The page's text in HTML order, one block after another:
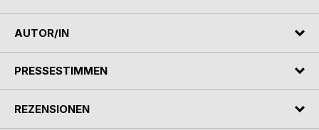
AUTOR/IN
PRESSESTIMMEN
REZENSIONEN